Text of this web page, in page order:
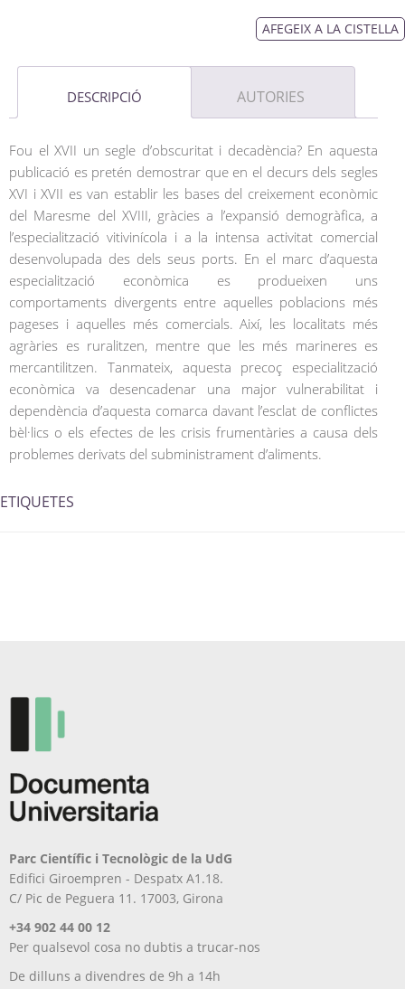
AFEGEIX A LA CISTELLA
DESCRIPCIÓ AUTORIES
Fou el XVII un segle d’obscuritat i decadència? En aquesta
publicació es pretén demostrar que en el decurs dels segles
XVI i XVII es van establir les bases del creixement econòmic
del Maresme del XVIII, gràcies a l’expansió demogràfica, a
l’especialització vitivinícola i a la intensa activitat comercial
desenvolupada des dels seus ports. En el marc d’aquesta
especialització econòmica es produeixen uns
comportaments divergents entre aquelles poblacions més
pageses i aquelles més comercials. Així, les localitats més
agràries es ruralitzen, mentre que les més marineres es
mercantilitzen. Tanmateix, aquesta precoç especialització
econòmica va desencadenar una major vulnerabilitat i
dependència d’aquesta comarca davant l’esclat de conflictes
bèl·lics o els efectes de les crisis frumentàries a causa dels
problemes derivats del subministrament d’aliments.
ETIQUETES
Parc Científic i Tecnològic de la UdG
Edifici Giroempren - Despatx A1.18.
C/ Pic de Peguera 11. 17003, Girona
+34 902 44 00 12
Per qualsevol cosa no dubtis a trucar-nos
De dilluns a divendres de 9h a 14h